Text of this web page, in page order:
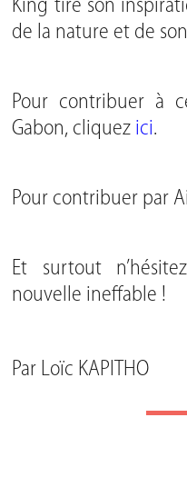
King tire son
de la nature et de
Pour contribuer à
Gabon, cliquez ici.
Pour contribuer par
Et surtout
nouvelle ineffable !
Par Loïc KAPITHO